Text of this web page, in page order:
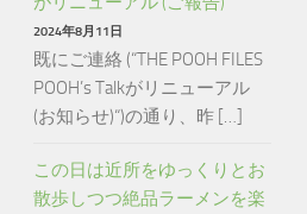
2024年8月11日
既にご連絡 (“THE POOH FILES
POOH’s Talkがリニューアル
(お知らせ)“)の通り、昨 […]
この日は近所をゆっくりとお
散歩しつつ絶品ラーメンを楽